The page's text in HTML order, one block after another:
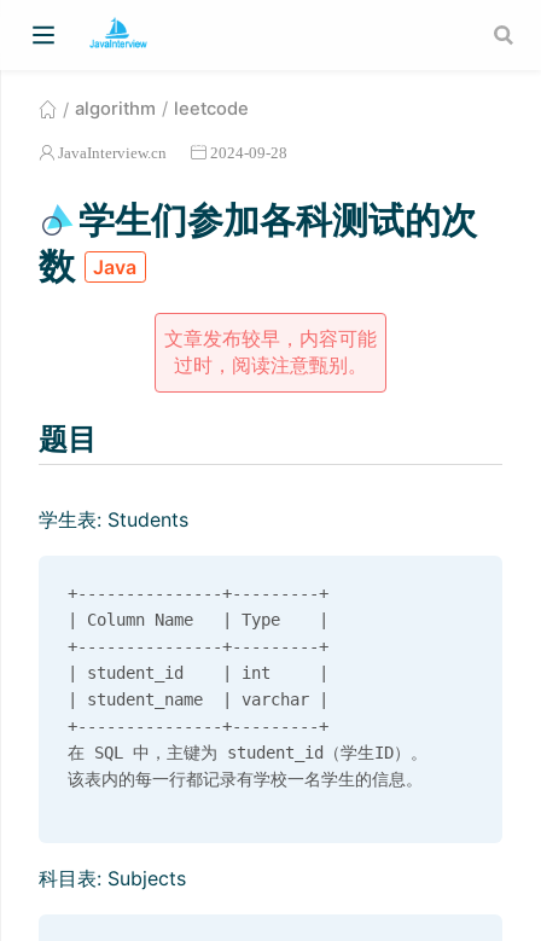
algorithm leetcode
JavaInterview.cn 2024-09-28
学生们参加各科测试的次
数
Java
文章发布较早，内容可能
过时，阅读注意甄别。
题目
学生表: Students
+---------------+---------+
| Column Name   | Type    |
+---------------+---------+
| student_id    | int     |
| student_name  | varchar |
+---------------+---------+
在 SQL 中，主键为 student_id（学生ID）。
科目表: Subjects